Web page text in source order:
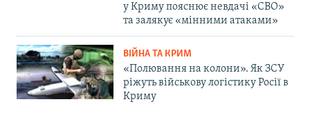
у Криму пояснює невдачі «СВО»
та залякує «мінними атаками»
ВІЙНА ТА КРИМ
«Полювання на колони». Як ЗСУ
ріжуть військову логістику Росії в
Криму